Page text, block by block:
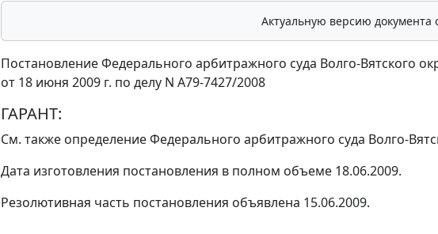
Актуальную версию документа
Постановление Федерального арбитражного суда Волго-Вятского
от 18 июня 2009 г. по делу N А79-7427/2008
ГАРАНТ:
См. также определениеФедерального арбитражного суда Волго-
Дата изготовления постановления в полном объеме 18.06.2009.
Резолютивная часть постановления объявлена 15.06.2009.